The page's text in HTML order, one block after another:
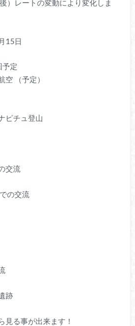
）レートの変動により変化しま
15日
予定
（予定）
ピチュ登山
交流
の交流
跡
見る事が出来ます！